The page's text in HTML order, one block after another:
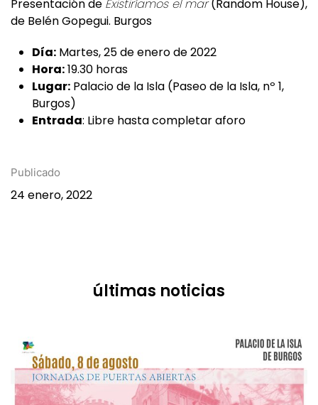
Presentación de Existiríamos el mar(Random House),
de Belén Gopegui. Burgos
Día: Martes, 25 de enero de 2022
Hora:19.30 horas
Lugar: Palacio de la Isla (Paseo de la Isla, nº 1,
Burgos)
Entrada: Libre hasta completar aforo
Publicado
24 enero, 2022
últimas noticias